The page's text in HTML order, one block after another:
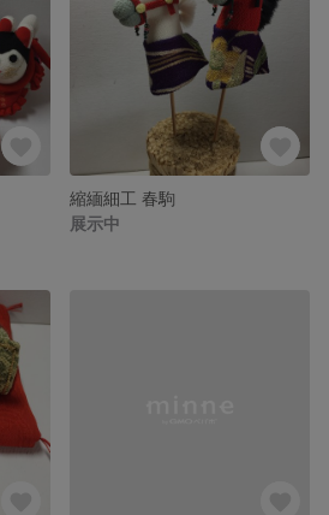
縮緬細工 春駒
展示中